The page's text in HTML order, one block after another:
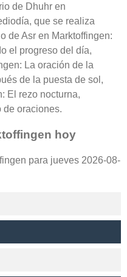
de Dhuhr en
que se realiza
de Asr en Marktoffingen:
el progreso del día,
La oración de la
de la puesta de sol,
El rezo nocturna,
de oraciones.
hoy
para jueves 2026-08-